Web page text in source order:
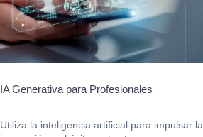
IA Generativa para Profesionales
Utiliza la inteligencia artificial para impulsar la